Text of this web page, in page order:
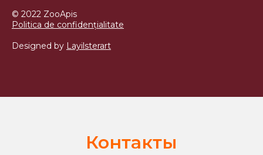
© 2022 ZooApis
Politica de confidențialitate
Designed by Layilsterart
Контакты